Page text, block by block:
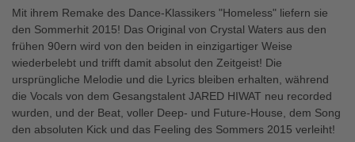
Mit ihrem Remake des Dance-Klassikers "Homeless" liefern sie
den Sommerhit 2015! Das Original von Crystal Waters aus den
frühen 90ern wird von den beiden in einzigartiger Weise
wiederbelebt und trifft damit absolut den Zeitgeist! Die
ursprüngliche Melodie und die Lyrics bleiben erhalten, während
die Vocals von dem Gesangstalent JARED HIWAT neu recorded
wurden, und der Beat, voller Deep- und Future-House, dem Song
den absoluten Kick und das Feeling des Sommers 2015 verleiht!